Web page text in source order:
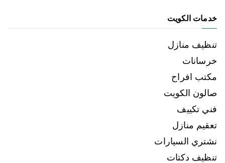
خدمات الكويت
تنظيف منازل
خرسانات
مكتب افراح
صالون الكويت
فني تكييف
تعقيم منازل
نشتري السيارات
تنظيف دكتات